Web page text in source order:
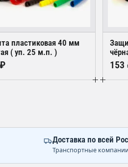
пластиковая 40 мм
( уп. 25 м.п. )
153
Доставка по всей
Транспортные